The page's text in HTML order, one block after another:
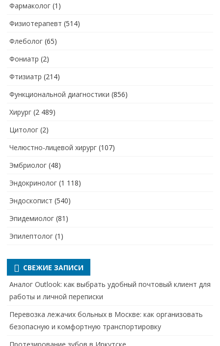
Фармаколог (1)
Физиотерапевт (514)
Флеболог (65)
Фониатр (2)
Фтизиатр (214)
Функциональной диагностики (856)
Хирург (2 489)
Цитолог (2)
Челюстно-лицевой хирург (107)
Эмбриолог (48)
Эндокринолог (1 118)
Эндоскопист (540)
Эпидемиолог (81)
Эпилептолог (1)
СВЕЖИЕ ЗАПИСИ
Аналог Outlook: как выбрать удобный почтовый клиент для
работы и личной переписки
Перевозка лежачих больных в Москве: как организовать
безопасную и комфортную транспортировку